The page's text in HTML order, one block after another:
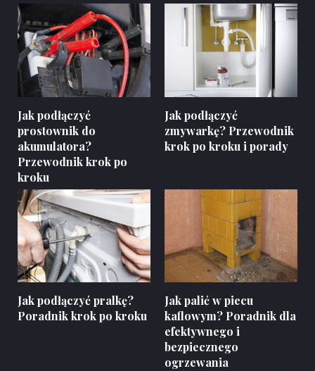
Jak podłączyć
prostownik do
akumulatora?
Przewodnik krok po
kroku
Jak podłączyć
zmywarkę? Przewodnik
krok po kroku i porady
Jak podłączyć pralkę?
Poradnik krok po kroku
Jak palić w piecu
kaflowym? Poradnik dla
efektywnego i
bezpiecznego
ogrzewania